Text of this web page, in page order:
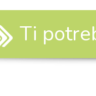
Ti